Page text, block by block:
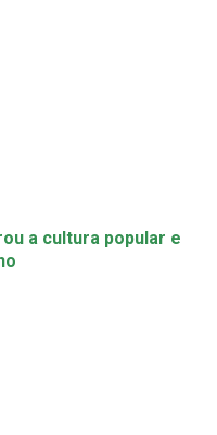
a cultura popular e